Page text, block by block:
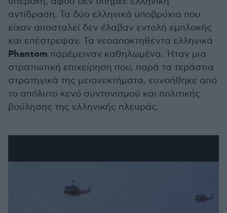
αντίδραση. Τα δύο ελληνικά υποβρύχια που
είχαν αποσταλεί δεν έλαβαν εντολή εμπλοκής
και επέστρεψαν. Τα νεοαποκτηθέντα ελληνικά
Phantom παρέμειναν καθηλωμένα. Ήταν μια
στρατιωτική επιχείρηση που, παρά τα τεράστια
στρατηγικά της μειονεκτήματα, ευνοήθηκε από
το απόλυτο κενό συντονισμού και πολιτικής
βούλησης της ελληνικής πλευράς.